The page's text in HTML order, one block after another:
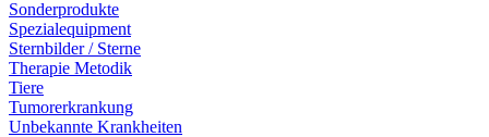
Sonderprodukte
Spezialequipment
Sternbilder / Sterne
Therapie Metodik
Tiere
Tumorerkrankung
Unbekannte Krankheiten